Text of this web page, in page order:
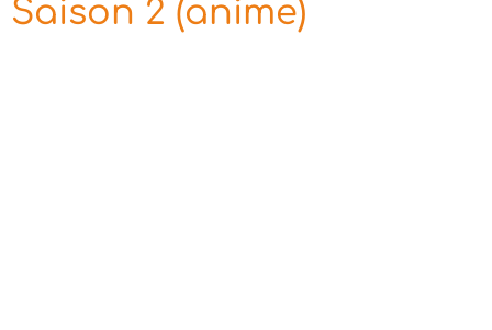
Saison 2 (anime)